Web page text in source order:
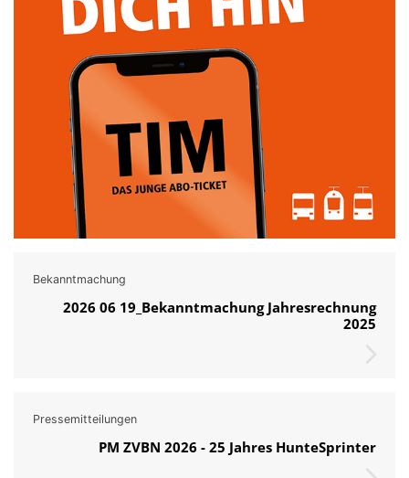
Bekanntmachung
2026 06 19_Bekanntmachung Jahresrechnung
2025
Pressemitteilungen
PM ZVBN 2026 - 25 Jahres HunteSprinter